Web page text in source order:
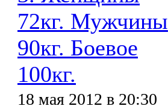
72кг. Мужчины
90кг. Боевое
100кг.
18 мая 2012 в 20:30